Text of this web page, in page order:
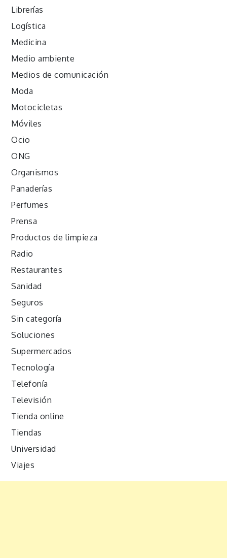
Librerías
Logística
Medicina
Medio ambiente
Medios de comunicación
Moda
Motocicletas
Móviles
Ocio
ONG
Organismos
Panaderías
Perfumes
Prensa
Productos de limpieza
Radio
Restaurantes
Sanidad
Seguros
Sin categoría
Soluciones
Supermercados
Tecnología
Telefonía
Televisión
Tienda online
Tiendas
Universidad
Viajes